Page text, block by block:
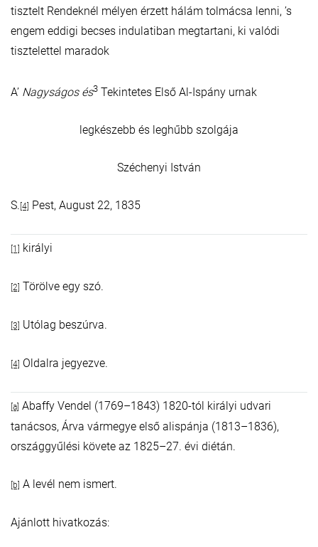
tisztelt Rendeknél mélyen érzett hálám tolmácsa lenni, ’s
engem eddigi becses indulatiban megtartani, ki valódi
tisztelettel maradok
A’ Nagyságos és3 Tekintetes Első Al-Ispány urnak
legkészebb és leghűbb szolgája
Széchenyi István
S. [4] Pest, August 22, 1835
[1] királyi
[2] Törölve egy szó.
[3] Utólag beszúrva.
[4] Oldalra jegyezve.
[a] Abaffy Vendel (1769–1843) 1820-tól királyi udvari
tanácsos, Árva vármegye első alispánja (1813–1836),
országgyűlési követe az 1825–27. évi diétán.
[b] A levél nem ismert.
Ajánlott hivatkozás: